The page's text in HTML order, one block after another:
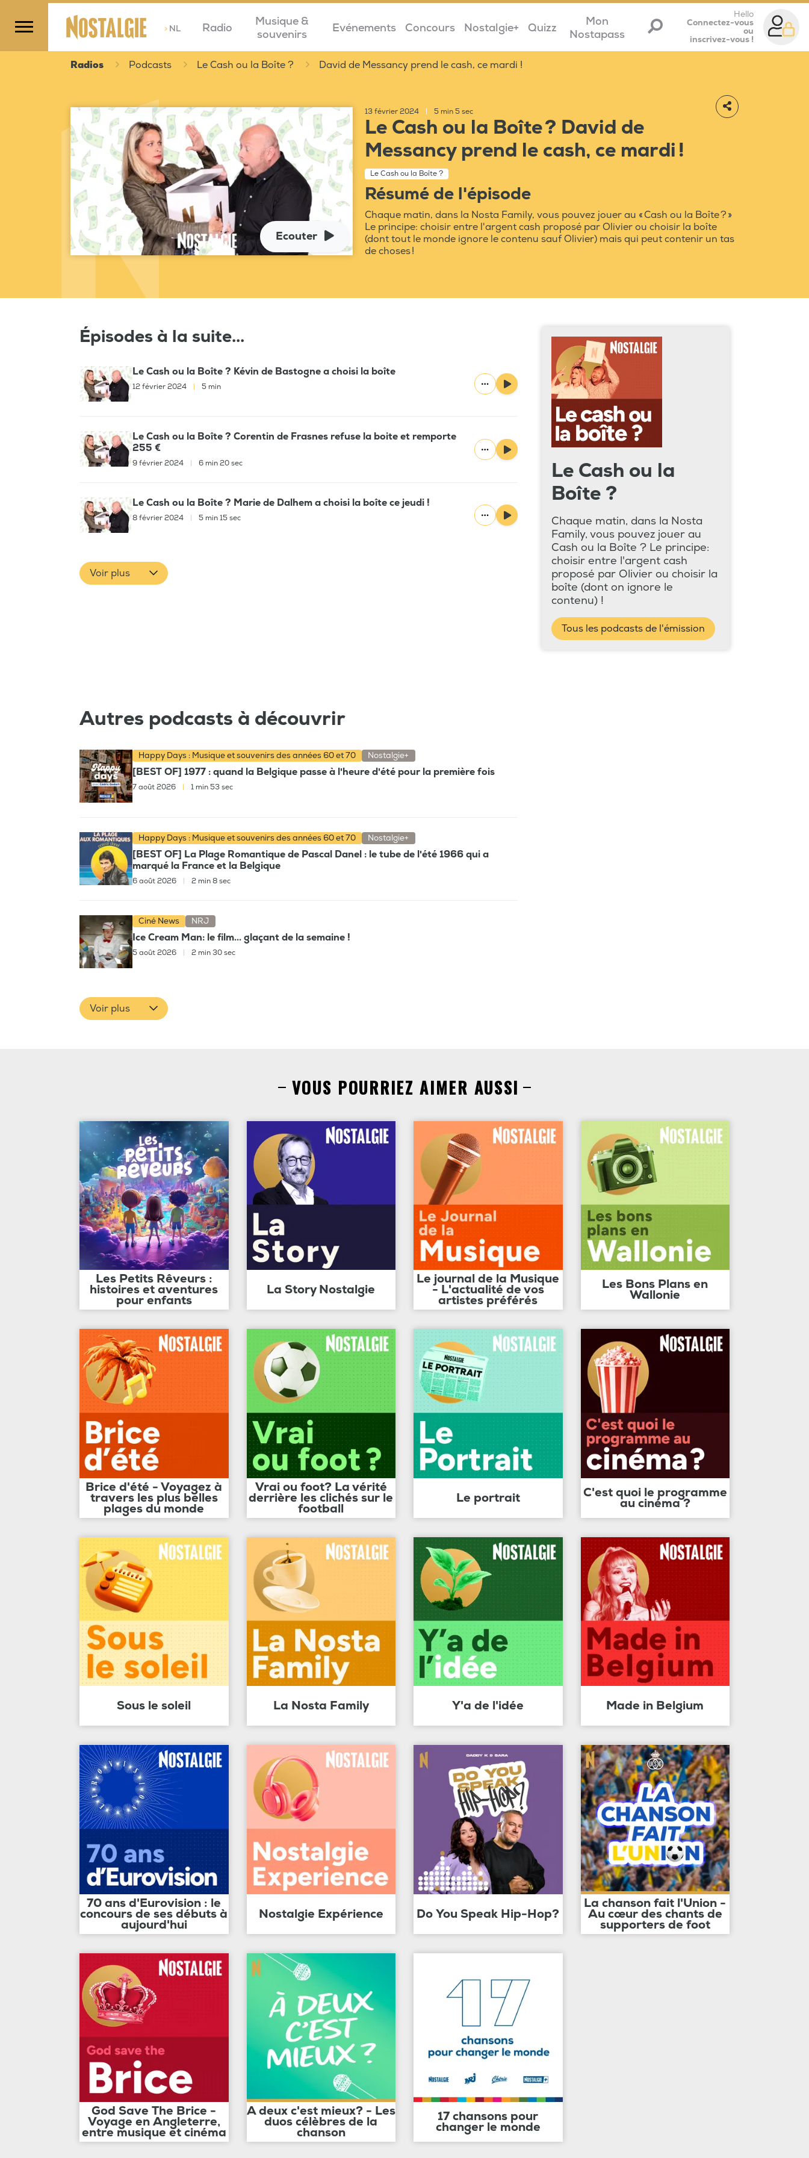
>NL Radio
Musique &
souvenirs
Evénements Concours Nostalgie+ Quizz
Mon
Nostapass
Hello
Connectez-vous
ou
inscrivez-vous !
Radios Podcasts Le Cash ou la Boîte ? David de Messancy prend le cash, ce mardi !
Ecouter
13 février 2024 5 min 5 sec
Le Cash ou la Boîte ? David de
Messancy prend le cash, ce mardi !
Le Cash ou la Boîte ?
Résumé de l'épisode
Chaque matin, dans la Nosta Family, vous pouvez jouer au « Cash ou la Boîte ? »
Le principe: choisir entre l'argent cash proposé par Olivier ou choisir la boîte
(dont tout le monde ignore le contenu sauf Olivier) mais qui peut contenir un tas
de choses !
Épisodes à la suite...
Le Cash ou la Boîte ? Kévin de Bastogne a choisi la boîte
12 février 2024 5 min
Le Cash ou la Boîte ? Corentin de Frasnes refuse la boite et remporte
255 €
9 février 2024 6 min 20 sec
Le Cash ou la Boîte ? Marie de Dalhem a choisi la boîte ce jeudi !
8 février 2024 5 min 15 sec
Voir plus
Le Cash ou la
Boîte ?
Chaque matin, dans la Nosta
Family, vous pouvez jouer au
Cash ou la Boîte ? Le principe:
choisir entre l'argent cash
proposé par Olivier ou choisir la
boîte (dont on ignore le
contenu) !
Tous les podcasts de l'émission
Autres podcasts à découvrir
Happy Days : Musique et souvenirs des années 60 et 70 Nostalgie+
[BEST OF] 1977 : quand la Belgique passe à l'heure d'été pour la première fois
7 août 2026 1 min 53 sec
Happy Days : Musique et souvenirs des années 60 et 70 Nostalgie+
[BEST OF] La Plage Romantique de Pascal Danel : le tube de l'été 1966 qui a
marqué la France et la Belgique
6 août 2026 2 min 8 sec
Ciné News NRJ
Ice Cream Man: le film... glaçant de la semaine !
5 août 2026 | 2 min 30 sec
Voir plus
VOUS POURRIEZ AIMER AUSSI
Les Petits Rêveurs :
histoires et aventures
pour enfants
La Story Nostalgie
Le journal de la Musique
- L'actualité de vos
artistes préférés
Les Bons Plans en
Wallonie
Brice d'été - Voyagez à
travers les plus belles
plages du monde
Vrai ou foot? La vérité
derrière les clichés sur le
football
Le portrait C'est quoi le programme
au cinéma ?
Sous le soleil La Nosta Family Y'a de l'idée Made in Belgium
70 ans d'Eurovision : le
concours de ses débuts à
aujourd'hui
Nostalgie Expérience Do You Speak Hip-Hop?
La chanson fait l'Union -
Au cœur des chants de
supporters de foot
God Save The Brice -
Voyage en Angleterre,
entre musique et cinéma
A deux c'est mieux? - Les
duos célèbres de la
chanson
17 chansons pour
changer le monde